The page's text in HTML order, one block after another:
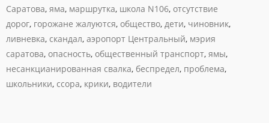
Саратова, яма, маршрутка, школа N106, отсутствие
дорог, горожане жалуются, общество, дети, чиновник,
ливневка, скандал, аэропорт Центральный, мэрия
саратова, опасность, общественный транспорт, ямы,
несанкцианированная свалка, беспредел, проблема,
школьники, ссора, крики, водители